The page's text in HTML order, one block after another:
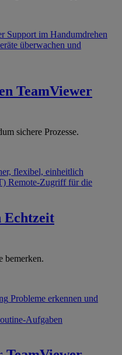
Support im Handumdrehen
überwachen und
TeamViewer
sichere Prozesse.
flexibel, einheitlich
Remote-Zugriff für die
Echtzeit
bemerken.
Probleme erkennen und
Aufgaben